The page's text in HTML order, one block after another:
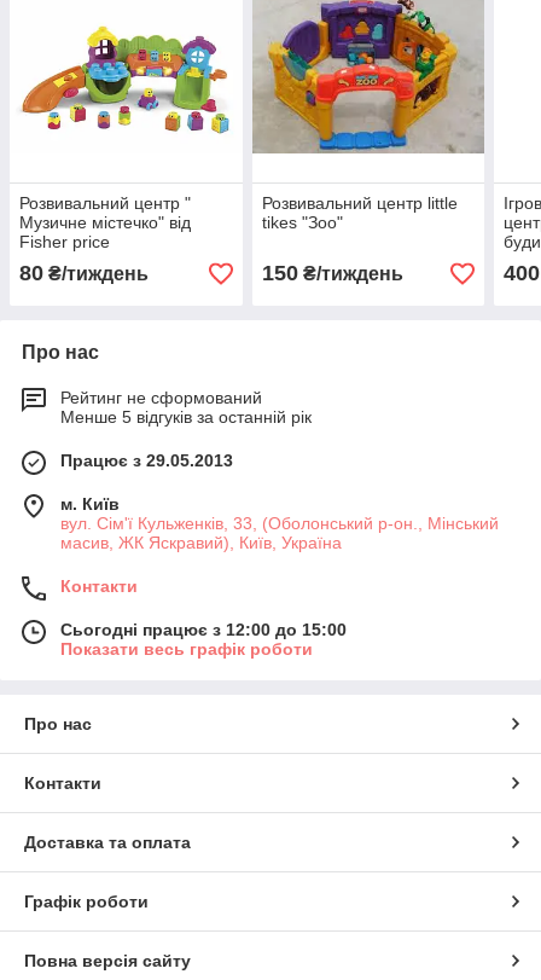
Розвивальний центр "
Музичне містечко" від
Fisher price
80 ₴/тиждень
Розвивальний центр little
tikes "Зоо"
150₴/тиждень 400
Про нас
Рейтинг не сформований
Менше 5 відгуків за останній рік
Працює з 29.05.2013
м. Київ
вул. Сім'ї Кульженків, 33, (Оболонський р-он., Мінський
масив, ЖК Яскравий), Київ, Україна
Контакти
Сьогодні працює з 12:00 до 15:00
Показати весь графік роботи
Про нас
Контакти
Доставка та оплата
Графік роботи
Повна версія сайту